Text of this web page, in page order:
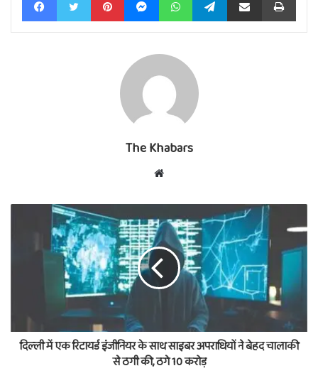
The Khabars
Website
दिल्ली में एक रिटायर्ड इंजीनियर के साथ साइबर अपराधियों ने बेहद चालाकी
से ठगी की, ठगे 10 करोड़